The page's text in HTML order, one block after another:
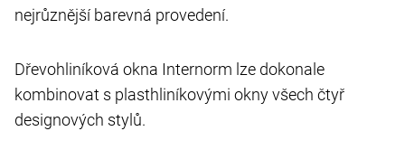
nejrůznější barevná provedení.
Dřevohliníková okna Internorm lze dokonale
kombinovat s plasthliníkovými okny všech čtyř
designových stylů.